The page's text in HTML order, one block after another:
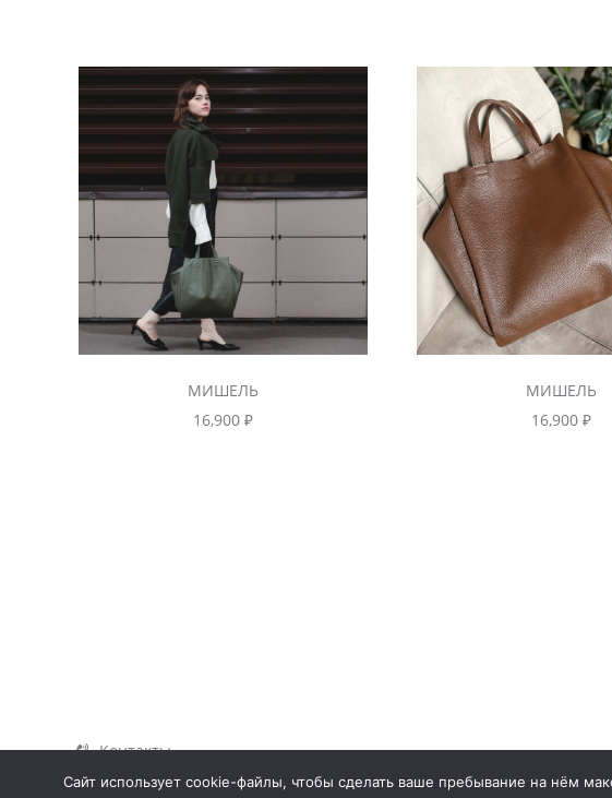
МИШЕЛЬ
16,900 ₽
МИШЕЛЬ
16,900 ₽
Контакты
Сайт использует cookie-файлы, чтобы сделать ваше пребывание на нём